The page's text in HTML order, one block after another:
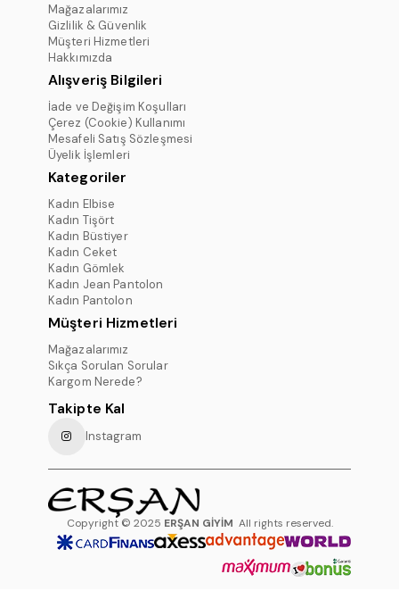
Mağazalarımız
Gizlilik & Güvenlik
Müşteri Hizmetleri
Hakkımızda
Alışveriş Bilgileri
İade ve Değişim Koşulları
Çerez (Cookie) Kullanımı
Mesafeli Satış Sözleşmesi
Üyelik İşlemleri
Kategoriler
Kadın Elbise
Kadın Tişört
Kadın Büstiyer
Kadın Ceket
Kadın Gömlek
Kadın Jean Pantolon
Kadın Pantolon
Müşteri Hizmetleri
Mağazalarımız
Sıkça Sorulan Sorular
Kargom Nerede?
Takipte Kal
Instagram
Copyright © 2025 ERŞAN GİYİM All rights reserved.